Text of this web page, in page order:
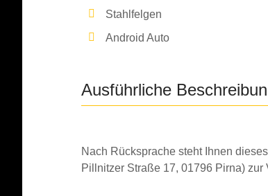
Stahlfelgen
Android Auto
Ausführliche
Nach Rücksprache steht Ihnen
Pillnitzer Straße 17, 01796 Pirna) zur